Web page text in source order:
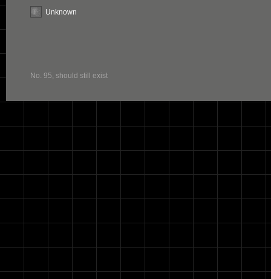
Unknown
No. 95, should still exist